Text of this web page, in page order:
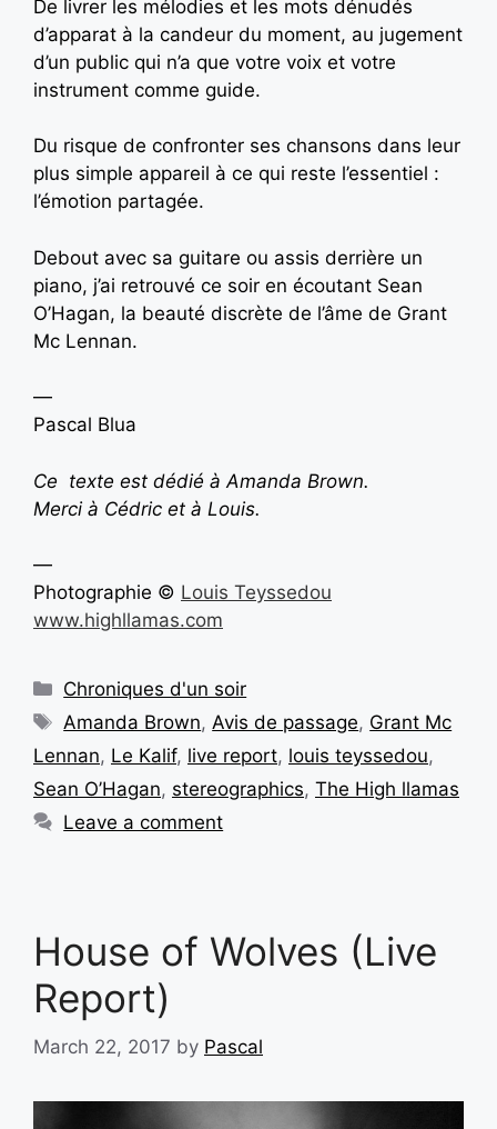
De livrer les mélodies et les mots dénudés
d’apparat à la candeur du moment, au jugement
d’un public qui n’a que votre voix et votre
instrument comme guide.
Du risque de confronter ses chansons dans leur
plus simple appareil à ce qui reste l’essentiel :
l’émotion partagée.
Debout avec sa guitare ou assis derrière un
piano, j’ai retrouvé ce soir en écoutant Sean
O’Hagan, la beauté discrète de l’âme de Grant
Mc Lennan.
—
Pascal Blua
Ce texte est dédié à Amanda Brown.
Merci à Cédric et à Louis.
—
Photographie © Louis Teyssedou
www.highllamas.com
Chroniques d'un soir
Amanda Brown, Avis de passage, Grant Mc
Lennan, Le Kalif, live report, louis teyssedou,
Sean O’Hagan, stereographics, The High llamas
Leave a comment
House of Wolves (Live
Report)
March 22, 2017 by Pascal